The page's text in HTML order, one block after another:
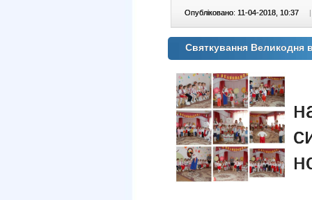
Опубліковано: 11-04-2018, 10:37 |
Святкування